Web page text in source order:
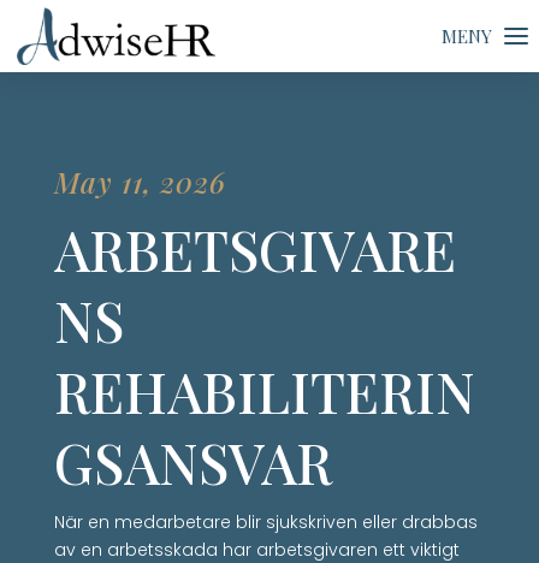
May 11, 2026
ARBETSGIVARE
NS
REHABILITERIN
GSANSVAR
När en medarbetare blir sjukskriven eller drabbas
av en arbetsskada har arbetsgivaren ett viktigt